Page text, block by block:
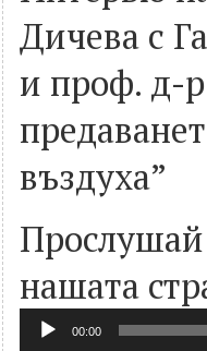
Дичева с
и проф. д-
въздуха”
нашата
Audio
Player
00:00